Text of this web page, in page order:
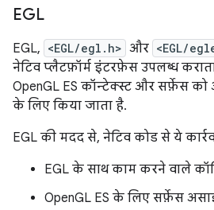
EGL
EGL, <EGL/egl.h> और <EGL/
नेटिव प्लैटफ़ॉर्म इंटरफ़ेस उपलब्ध
OpenGL ES कॉन्टेक्स्ट और सर्फ़ेस
के लिए किया जाता है.
EGL की मदद से, नेटिव कोड से ये
EGL के साथ काम करने वाले
OpenGL ES के लिए सर्फ़ेस